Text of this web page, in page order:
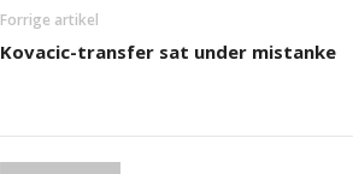
Forrige artikel
Kovacic-transfer sat under mistanke